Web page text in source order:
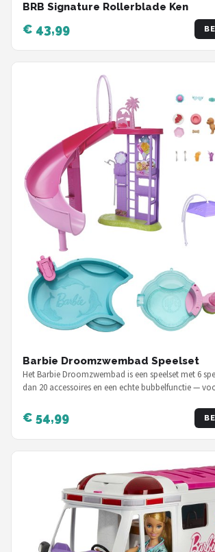
BRB Signature Rollerblade Ken
€ 43,99
Barbie Droomzwembad Speelset
Het Barbie Droomzwembad is een speelset met 6
dan 20 accessoires en een echte bubbelfunctie —
€ 54,99